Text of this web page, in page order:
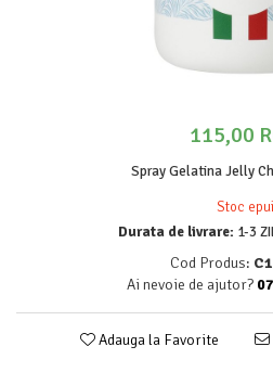
115,00
Spray Gelatina Jelly
Stoc
Durata de livrare: 1-3
Cod Produs:
Ai nevoie de ajutor?
Adauga la Favorite